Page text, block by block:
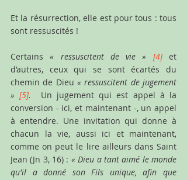
Et la résurrection, elle est pour tous : tous
sont ressuscités !
Certains « ressuscitent de vie » [4] et
d’autres, ceux qui se sont écartés du
chemin de Dieu « ressuscitent de jugement
» [5].
Un jugement qui est appel à la
conversion - ici, et maintenant -, un appel
à entendre. Une invitation qui donne à
chacun la vie, aussi ici et maintenant,
comme on peut le lire ailleurs dans Saint
Jean (Jn 3, 16) : « Dieu a tant aimé le monde
qu'il a donné son Fils unique, afin que